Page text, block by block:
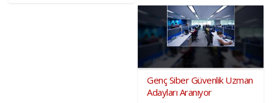
Genç Siber Güvenlik Uzman
Adayları Aranıyor